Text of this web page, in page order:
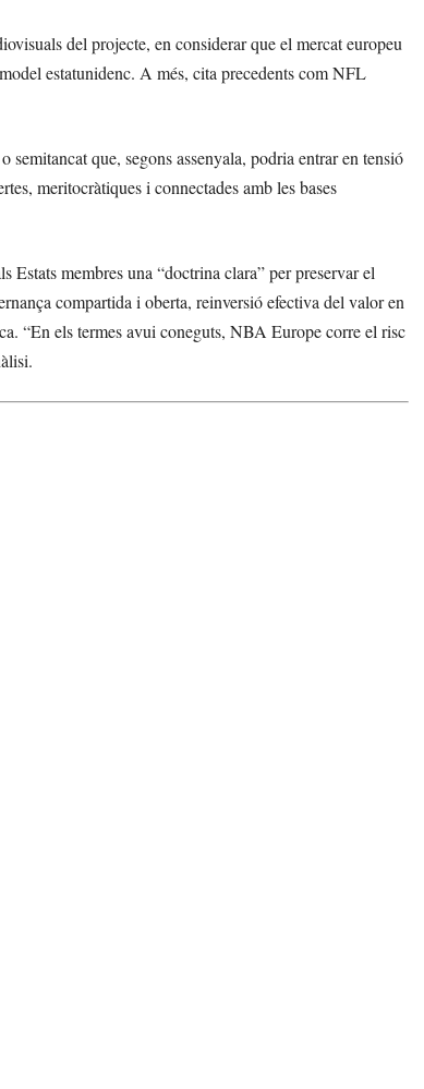
del projecte, en considerar que el mercat europeu
estatunidenc. A més, cita precedents com NFL
que, segons assenyala, podria entrar en tensió
meritocràtiques i connectades amb les bases
Estats membres una “doctrina clara” per preservar el
compartida i oberta, reinversió efectiva del valor en
“En els termes avui coneguts, NBA Europe corre el risc